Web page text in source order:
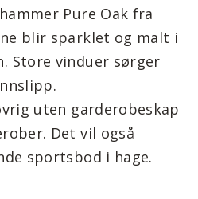
Pure Oak fra
blir sparklet og malt i
Store vinduer sørger
uten garderobeskap
Det vil også
sportsbod i hage.